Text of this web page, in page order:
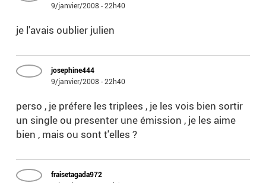
9/janvier/2008 - 22h40
je l'avais oublier julien
josephine444
9/janvier/2008 - 22h40
perso , je préfere les triplees , je les vois bien sortir
un single ou presenter une émission , je les aime
bien , mais ou sont t'elles ?
fraisetagada972